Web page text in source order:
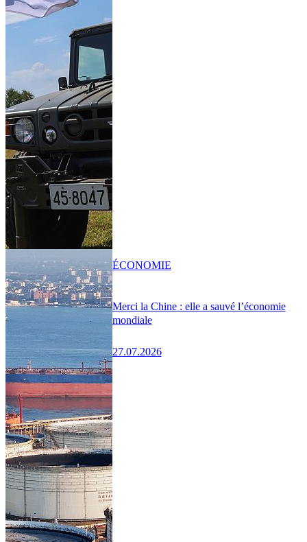
Merci la Chine : elle a sauvé l’économie
mondiale
27.07.2026
ÉCONOMIE